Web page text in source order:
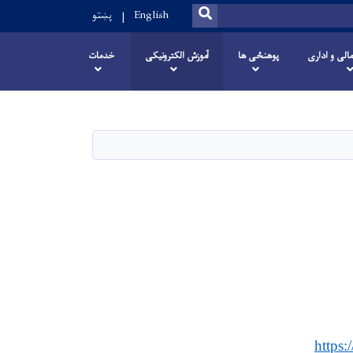
SEARCH
English پښتو
و اداری پوهنځی ها آموزش الکترونیکی خدمات